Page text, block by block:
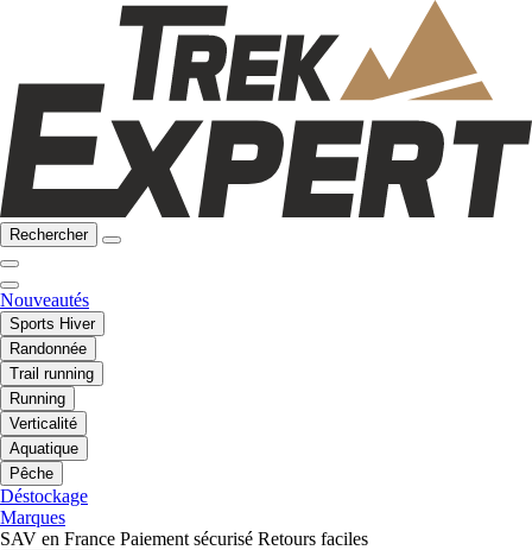
Rechercher
Nouveautés
Sports Hiver
Randonnée
Trail running
Running
Verticalité
Aquatique
Pêche
Déstockage
Marques
SAV en France Paiement sécurisé Retours faciles